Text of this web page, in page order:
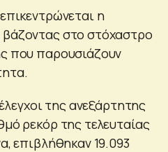
η
βάζοντας στο στόχαστρο
που παρουσιάζουν
της ανεξάρτητης
ρεκόρ της τελευταίας
επιβλήθηκαν 19.093